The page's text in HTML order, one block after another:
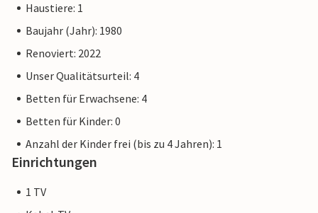
Haustiere: 1
Baujahr (Jahr): 1980
Renoviert: 2022
Unser Qualitätsurteil: 4
Betten für Erwachsene: 4
Betten für Kinder: 0
Anzahl der Kinder frei (bis zu 4 Jahren): 1
Einrichtungen
1 TV